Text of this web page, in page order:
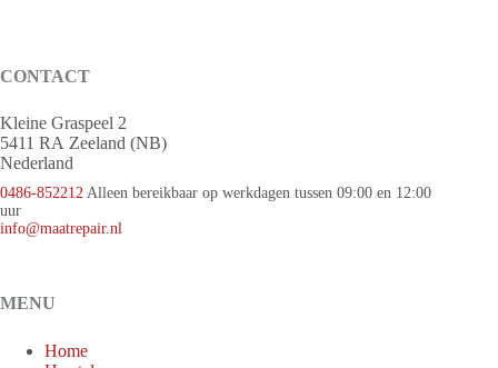
CONTACT
Kleine Graspeel 2
5411 RA Zeeland (NB)
Nederland
0486-852212 Alleen bereikbaar op werkdagen tussen 09:00 en 12:00
uur
info@maatrepair.nl
MENU
Home